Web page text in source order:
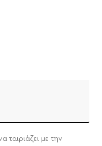
ταιριάζει με την